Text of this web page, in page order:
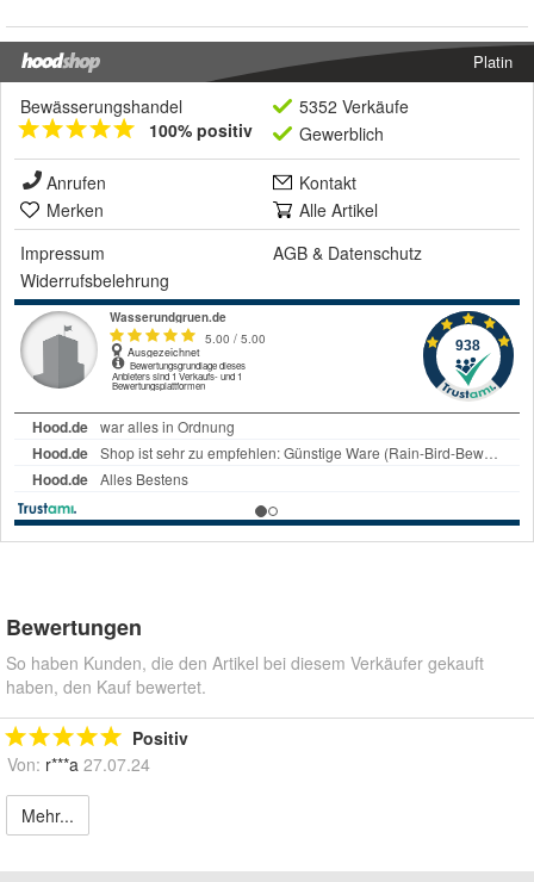
Platin
Bewässerungshandel
100% positiv
5352 Verkäufe
Gewerblich
Anrufen
Kontakt
Merken
Alle Artikel
Impressum
AGB & Datenschutz
Widerrufsbelehrung
Bewertungen
So haben Kunden, die den Artikel bei diesem Verkäufer gekauft
haben, den Kauf bewertet.
Positiv
Von: r***a 27.07.24
Mehr...